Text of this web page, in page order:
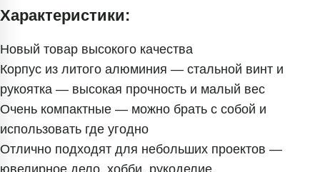
Характеристики:
Новый товар высокого качества
Корпус из литого алюминия — стальной винт и
рукоятка — высокая прочность и малый вес
Очень компактные — можно брать с собой и
использовать где угодно
Отлично подходят для небольших проектов —